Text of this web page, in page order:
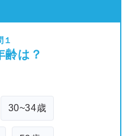
１
齢は？
30~34歳